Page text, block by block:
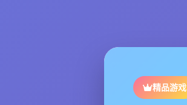
精品游戏